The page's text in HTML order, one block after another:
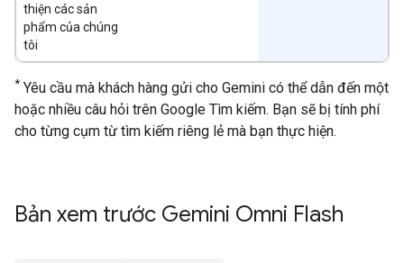
thiện các sản
phẩm của chúng
tôi
* Yêu cầu mà khách hàng gửi cho Gemini có thể dẫn đến một
hoặc nhiều câu hỏi trên Google Tìm kiếm. Bạn sẽ bị tính phí
cho từng cụm từ tìm kiếm riêng lẻ mà bạn thực hiện.
Bản xem trước Gemini Omni Flash